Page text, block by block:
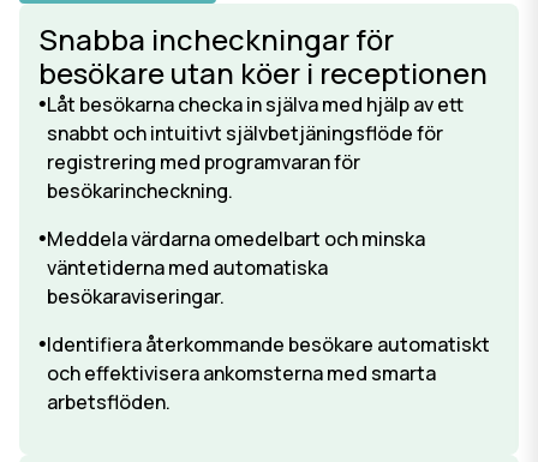
Snabba incheckningar för
besökare utan köer i receptionen
Låt besökarna checka in själva med hjälp av ett
snabbt och intuitivt självbetjäningsflöde för
registrering med programvaran för
besökarincheckning.
Meddela värdarna omedelbart och minska
väntetiderna med automatiska
besökaraviseringar.
Identifiera återkommande besökare automatiskt
och effektivisera ankomsterna med smarta
arbetsflöden.